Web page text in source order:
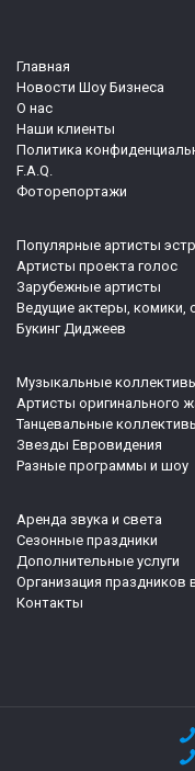
Главная
Новости Шоу Бизнеса
О нас
Наши клиенты
Политика
F.A.Q.
Фоторепортажи
Популярные артисты
Артисты проекта голос
Зарубежные артисты
Ведущие актеры, комики,
Букинг Диджеев
Музыкальные
Артисты оригинального
Танцевальные
Звезды Евровидения
Разные программы и шоу
Аренда звука и света
Сезонные праздники
Дополнительные услуги
Организация праздников
Контакты